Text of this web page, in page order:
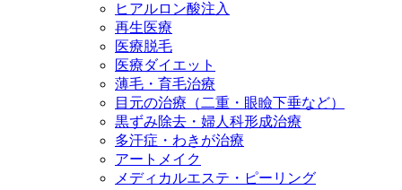
ヒアルロン酸注入
再生医療
医療脱毛
医療ダイエット
薄毛・育毛治療
目元の治療（二重・眼瞼下垂など）
黒ずみ除去・婦人科形成治療
多汗症・わきが治療
アートメイク
メディカルエステ・ピーリング